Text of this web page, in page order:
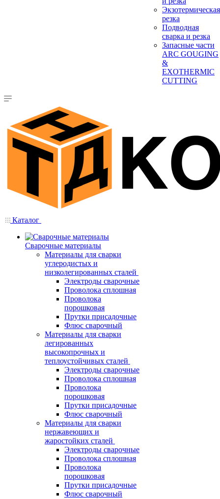
Экзотермическая
резка
Подводная
сварка и резка
Запасные части
ARC GOUGING
&
EXOTHERMIC
CUTTING
Каталог
Сварочные материалы
Материалы для сварки
углеродистых и
низколегированных сталей
Электроды сварочные
Проволока сплошная
Проволока
порошковая
Прутки присадочные
Флюс сварочный
Материалы для сварки
легированных
высокопрочных и
теплоустойчивых сталей
Электроды сварочные
Проволока сплошная
Проволока
порошковая
Прутки присадочные
Флюс сварочный
Материалы для сварки
нержавеющих и
жаростойких сталей
Электроды сварочные
Проволока сплошная
Проволока
порошковая
Прутки присадочные
Флюс сварочный